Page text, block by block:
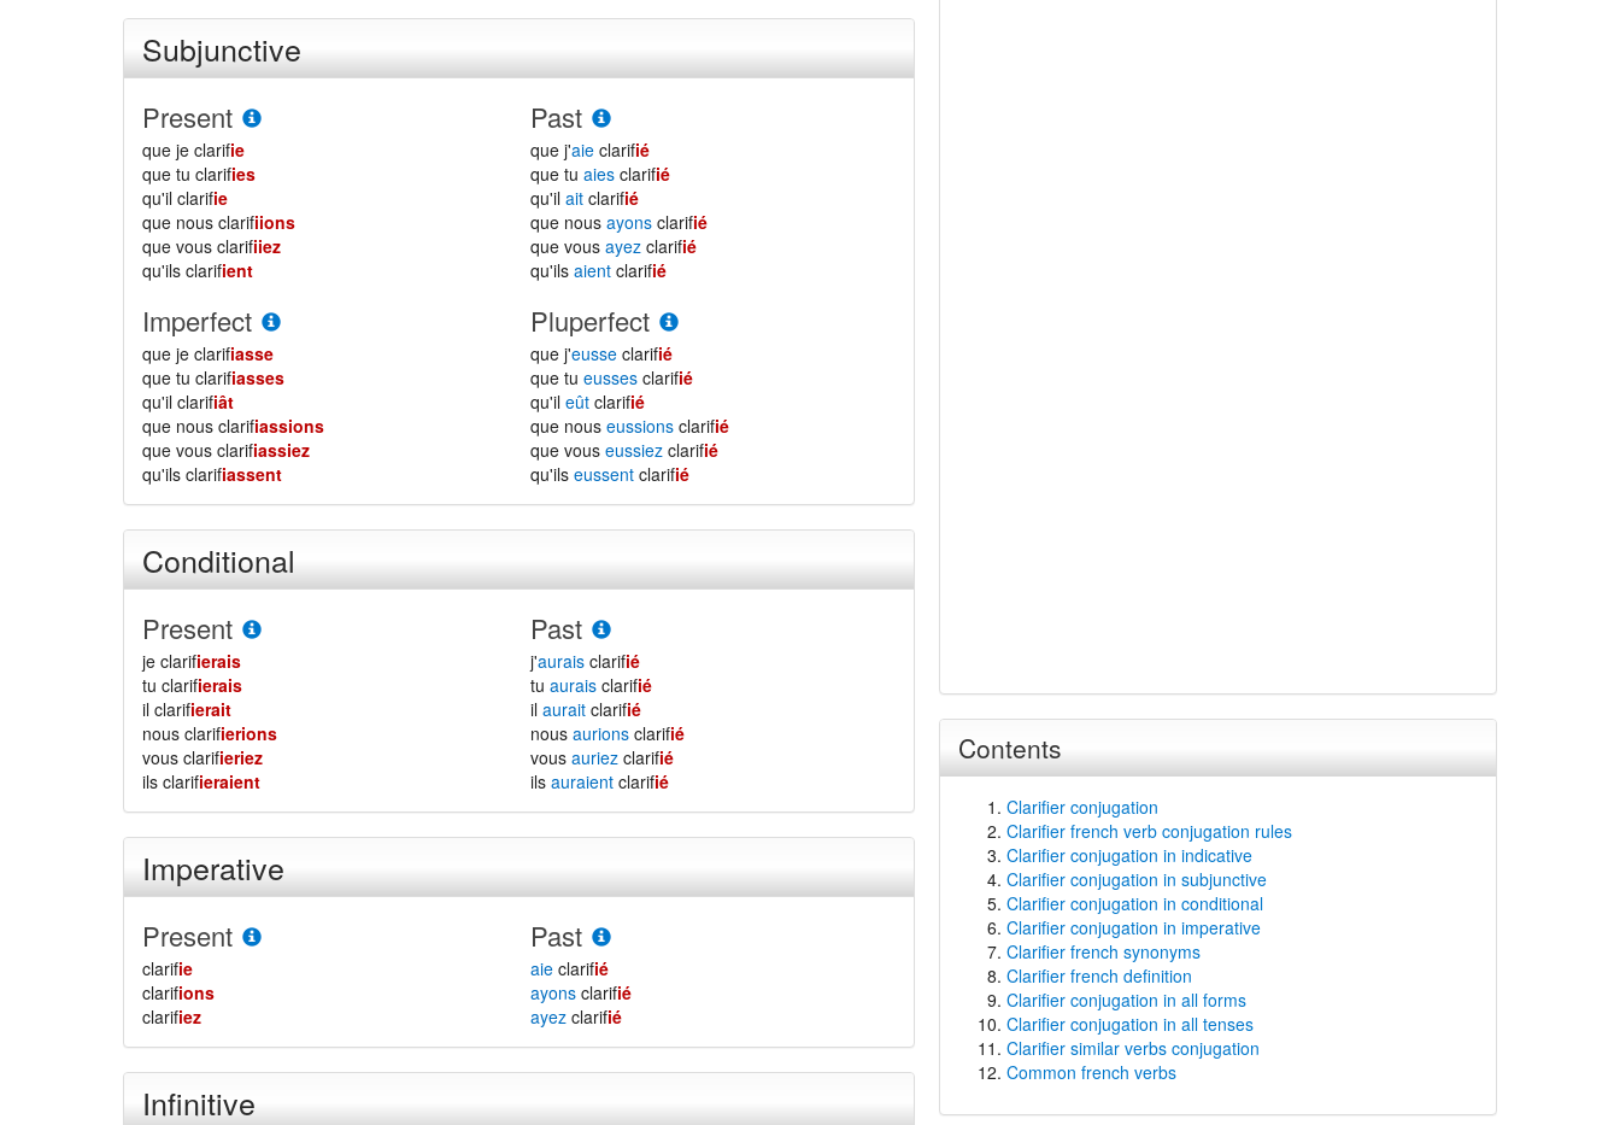
Subjunctive
Present
que je clarifie
que tu clarifies
qu'il clarifie
que nous clarifiions
que vous clarifiiez
qu'ils clarifient
Past
que j'aie clarifié
que tuaies clarifié
qu'ilait clarifié
que nousayons clarifié
que vousayez clarifié
qu'ilsaient clarifié
Imperfect
que je clarifiasse
que tu clarifiasses
qu'il clarifiât
que nous clarifiassions
que vous clarifiassiez
qu'ils clarifiassent
Pluperfect
que j'eusse clarifié
que tueusses clarifié
qu'ileût clarifié
que nouseussions clarifié
que vouseussiez clarifié
qu'ilseussent clarifié
Conditional
Present
je clarifierais
tu clarifierais
il clarifierait
nous clarifierions
vous clarifieriez
ils clarifieraient
Past
j'aurais clarifié
tuaurais clarifié
ilaurait clarifié
nousaurions clarifié
vousauriez clarifié
ilsauraient clarifié
Imperative
Present
clarifie
clarifions
clarifiez
Past
aie clarifié
ayons clarifié
ayez clarifié
Infinitive
Contents
Clarifier conjugation
Clarifier french verb conjugation rules
Clarifier conjugation in indicative
Clarifier conjugation in subjunctive
Clarifier conjugation in conditional
Clarifier conjugation in imperative
Clarifier french synonyms
Clarifier french definition
Clarifier conjugation in all forms
Clarifier conjugation in all tenses
Clarifier similar verbs conjugation
Common french verbs